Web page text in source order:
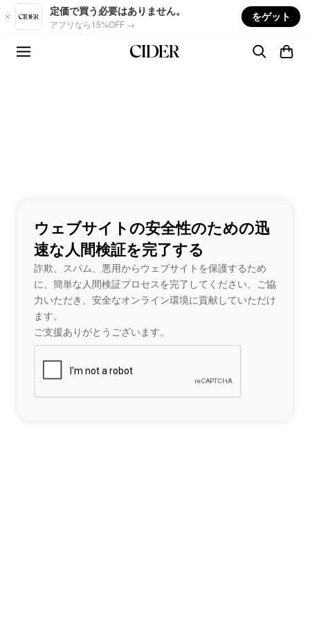
Skip to main content
定価で買う必要はありません。
アプリなら15%OFF →
をゲット
ウェブサイトの安全性のための迅
速な人間検証を完了する
詐欺、スパム、悪用からウェブサイトを保護するため
に、簡単な人間検証プロセスを完了してください。ご協
力いただき、安全なオンライン環境に貢献していただけ
ます。
ご支援ありがとうございます。